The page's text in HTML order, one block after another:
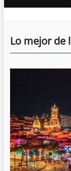
Lo mejor de